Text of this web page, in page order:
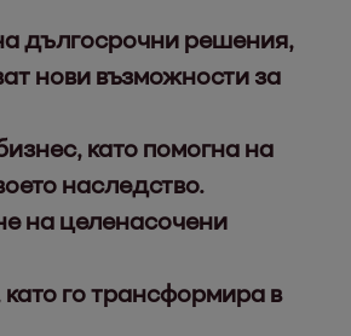
дългосрочни решения,
нови възможности за
като помогна на
наследство.
на целенасочени
го трансформира в